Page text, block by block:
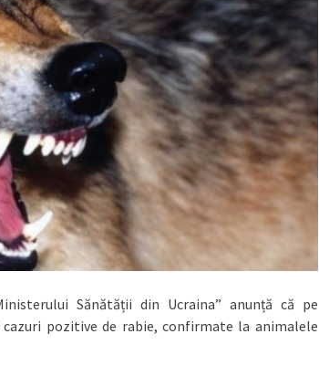
Sănătății din Ucraina” anunță că pe
pozitive de rabie, confirmate la animalele